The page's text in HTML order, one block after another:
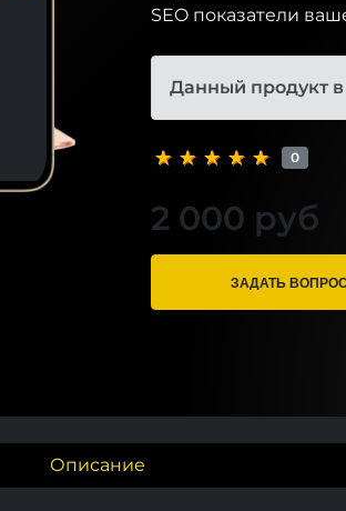
SEO показатели
Данный продукт
0
2 000 руб
ЗАДАТЬ
Описание